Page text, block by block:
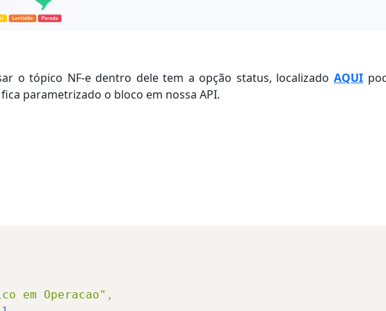
o tópico NF-e dentro dele tem a opção status, localizado AQUI
parametrizado o bloco em nossa API.
em Operacao" ,